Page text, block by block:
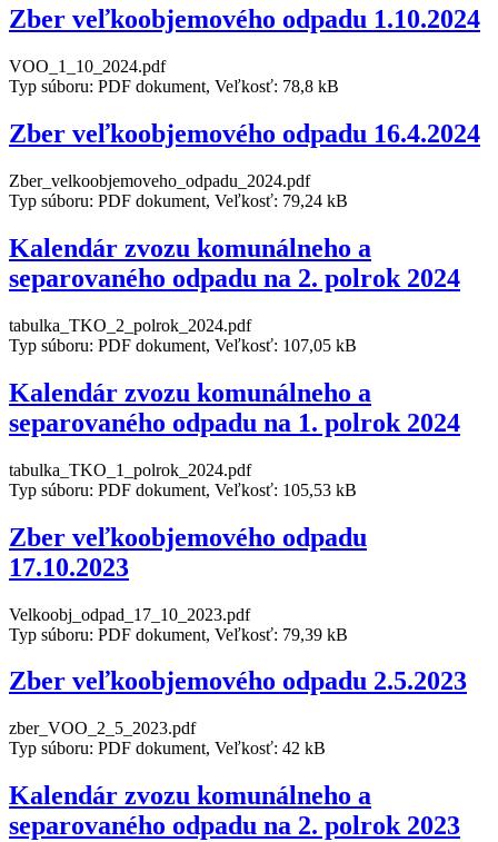
Zber veľkoobjemového odpadu 1.10.2024
VOO_1_10_2024.pdf
Typ súboru: PDF dokument, Veľkosť: 78,8 kB
Zber veľkoobjemového odpadu 16.4.2024
Zber_velkoobjemoveho_odpadu_2024.pdf
Typ súboru: PDF dokument, Veľkosť: 79,24 kB
Kalendár zvozu komunálneho a
separovaného odpadu na 2. polrok 2024
tabulka_TKO_2_polrok_2024.pdf
Typ súboru: PDF dokument, Veľkosť: 107,05 kB
Kalendár zvozu komunálneho a
separovaného odpadu na 1. polrok 2024
tabulka_TKO_1_polrok_2024.pdf
Typ súboru: PDF dokument, Veľkosť: 105,53 kB
Zber veľkoobjemového odpadu
17.10.2023
Velkoobj_odpad_17_10_2023.pdf
Typ súboru: PDF dokument, Veľkosť: 79,39 kB
Zber veľkoobjemového odpadu 2.5.2023
zber_VOO_2_5_2023.pdf
Typ súboru: PDF dokument, Veľkosť: 42 kB
Kalendár zvozu komunálneho a
separovaného odpadu na 2. polrok 2023